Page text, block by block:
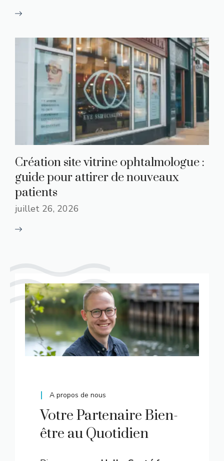
Création site vitrine ophtalmologue :
guide pour attirer de nouveaux
patients
juillet 26, 2026
A propos de nous
Votre Partenaire Bien-
être au Quotidien